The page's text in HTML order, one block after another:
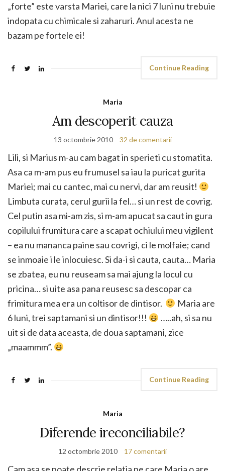
„forte” este varsta Mariei, care la nici 7 luni nu trebuie
indopata cu chimicale si zaharuri. Anul acesta ne
bazam pe fortele ei!
Continue Reading
Maria
Am descoperit cauza
13 octombrie 2010 32 de comentarii
Lili, si Marius m-au cam bagat in sperieti cu stomatita.
Asa ca m-am pus eu frumusel sa iau la puricat gurita
Mariei; mai cu cantec, mai cu nervi, dar am reusit!
Limbuta curata, cerul gurii la fel… si un rest de covrig.
Cel putin asa mi-am zis, si m-am apucat sa caut in gura
copilului frumitura care a scapat ochiului meu vigilent
– ea nu mananca paine sau covrigi, ci le molfaie; cand
se inmoaie i le inlocuiesc. Si da-i si cauta, cauta… Maria
se zbatea, eu nu reuseam sa mai ajung la locul cu
pricina… si uite asa pana reusesc sa descopar ca
frimitura mea era un coltisor de dintisor.
Maria are
6 luni, trei saptamani si un dintisor!!!
…..ah, si sa nu
uit si de data aceasta, de doua saptamani, zice
„maammm”.
Continue Reading
Maria
Diferende ireconciliabile?
12 octombrie 2010 17 comentarii